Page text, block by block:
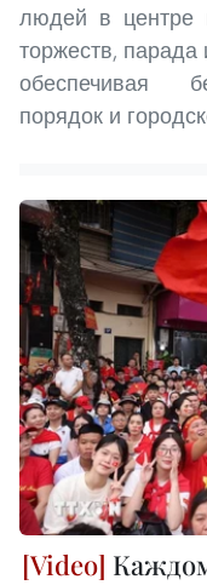
людей в центре
торжеств,
обеспечивая
порядок и